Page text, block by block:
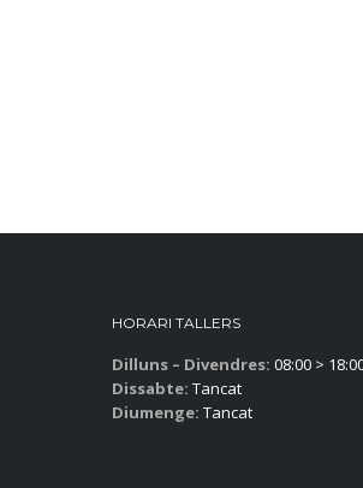
HORARI TALLERS
Dilluns – Divendres: 08:00 >
Dissabte: Tancat
Diumenge: Tancat